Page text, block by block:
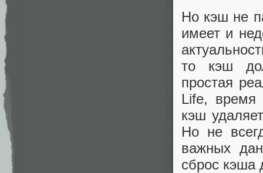
Но кэш не
имеет и
то кэш
простая
Life, время
кэш
Но не
важных
сброс кэша